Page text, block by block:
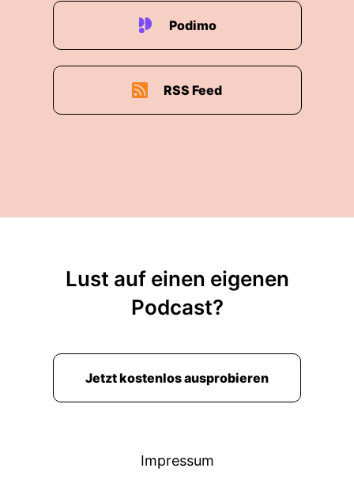
Podimo
RSS Feed
Lust auf einen eigenen
Podcast?
Jetzt kostenlos ausprobieren
Impressum